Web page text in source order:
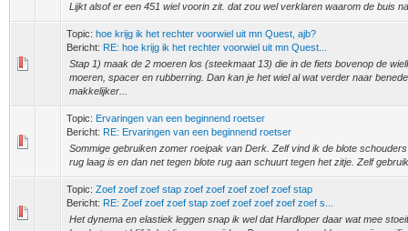
Lijkt alsof er een 451 wiel voorin zit. dat zou wel verklaren waarom de buis
Topic: hoe krijg ik het rechter voorwiel uit mn Quest, ajb?
Bericht: RE: hoe krijg ik het rechter voorwiel uit mn Quest...
Stap 1) maak de 2 moeren los (steekmaat 13) die in de fiets bovenop de
moeren, spacer en rubberring. Dan kan je het wiel al wat verder naar
makkelijker...
Topic: Ervaringen van een beginnend roetser
Bericht: RE: Ervaringen van een beginnend roetser
Sommige gebruiken zomer roeipak van Derk. Zelf vind ik de blote
rug laag is en dan net tegen blote rug aan schuurt tegen het zitje. Zelf
Topic: Zoef zoef zoef stap zoef zoef zoef zoef zoef stap
Bericht: RE: Zoef zoef zoef stap zoef zoef zoef zoef zoef s...
Het dynema en elastiek leggen snap ik wel dat Hardloper daar wat mee